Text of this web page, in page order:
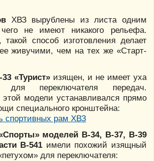
ХВЗ вырублены из листа одним
не имеют никакого рельефа.
способ изготовления делает
живучими, чем на тех же «Старт-
«Турист»изящен, и не имеет уха
переключателя передач.
этой модели устанавливался прямо
специального кронштейна:
моделей В-34, В-37, В-39
В-541 имели похожий изящный
для переключателя: